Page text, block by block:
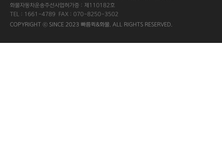
화물자동차운송주선사업허가증 : 제110182호
TEL : 1661-4789 FAX : 070-8250-3502
COPYRIGHT ⓒ SINCE 2023 빠름퀵&화물. ALL RIGHTS RESERVED.